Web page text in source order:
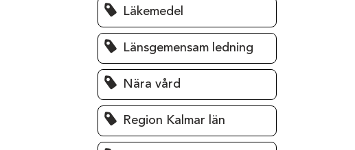
Läkemedel
Länsgemensam ledning
Nära vård
Region Kalmar län